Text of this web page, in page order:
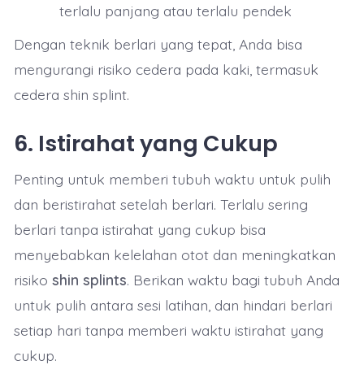
terlalu panjang atau terlalu pendek
Dengan teknik berlari yang tepat, Anda bisa
mengurangi risiko cedera pada kaki, termasuk
cedera shin splint.
6. Istirahat yang Cukup
Penting untuk memberi tubuh waktu untuk pulih
dan beristirahat setelah berlari. Terlalu sering
berlari tanpa istirahat yang cukup bisa
menyebabkan kelelahan otot dan meningkatkan
risiko shin splints. Berikan waktu bagi tubuh Anda
untuk pulih antara sesi latihan, dan hindari berlari
setiap hari tanpa memberi waktu istirahat yang
cukup.